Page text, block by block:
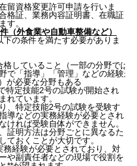
留資格変更許可申請を行いま
格証、業務内容証明書、在職証
す。
（外食業や自動車整備など）
の条件を満たす必要がありま
していること（一部の分野では
で「指導」「管理」などの経験
が必要な分野もある
特定技能2号の試験が開始され
れています。
、特定技能2号の試験を受験す
導などの実務経験が必要とされ
ければ受験自体ができません。
証明方法は分野ごとに異なるた
ておくことが大切です。
経験が必要とされており、対
や副責任者などの現場で役割を